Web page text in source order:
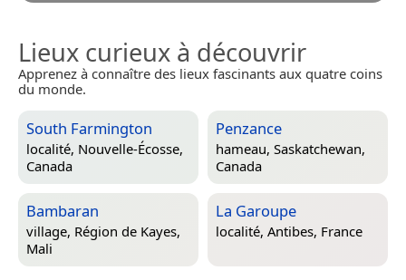
Lieux curieux à découvrir
Apprenez à connaître des lieux fascinants aux quatre coins
du monde.
South Farmington
localité, Nouvelle-Écosse,
Canada
Penzance
hameau, Saskatchewan,
Canada
Bambaran
village, Région de Kayes,
Mali
La Garoupe
localité, Antibes, France